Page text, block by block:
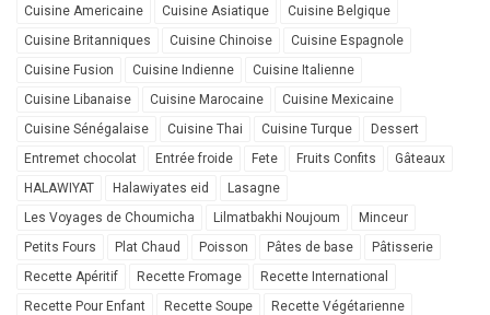
Cuisine Americaine
Cuisine Asiatique
Cuisine Belgique
Cuisine Britanniques
Cuisine Chinoise
Cuisine Espagnole
Cuisine Fusion
Cuisine Indienne
Cuisine Italienne
Cuisine Libanaise
Cuisine Marocaine
Cuisine Mexicaine
Cuisine Sénégalaise
Cuisine Thai Cuisine Turque
Dessert
Entremet chocolat
Entrée froide Fete Fruits Confits
Gâteaux
HALAWIYAT
Halawiyates eid
Lasagne
Les Voyages de Choumicha
Lilmatbakhi Noujoum
Minceur
Petits Fours
Plat Chaud Poisson Pâtes de base
Pâtisserie
Recette Apéritif
Recette Fromage
Recette International
Recette Pour Enfant
Recette Soupe
Recette Végétarienne